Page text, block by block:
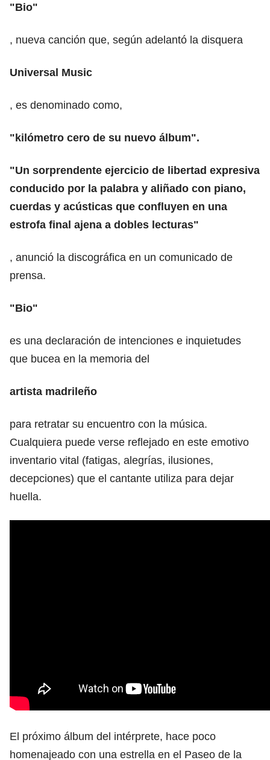
"Bio"
, nueva canción que, según adelantó la disquera
Universal Music
, es denominado como,
"kilómetro cero de su nuevo álbum".
"Un sorprendente ejercicio de libertad expresiva
conducido por la palabra y aliñado con piano,
cuerdas y acústicas que confluyen en una
estrofa final ajena a dobles lecturas"
, anunció la discográfica en un comunicado de
prensa.
"Bio"
es una declaración de intenciones e inquietudes
que bucea en la memoria del
artista madrileño
para retratar su encuentro con la música.
Cualquiera puede verse reflejado en este emotivo
inventario vital (fatigas, alegrías, ilusiones,
decepciones) que el cantante utiliza para dejar
huella.
El próximo álbum del intérprete, hace poco
homenajeado con una estrella en el Paseo de la